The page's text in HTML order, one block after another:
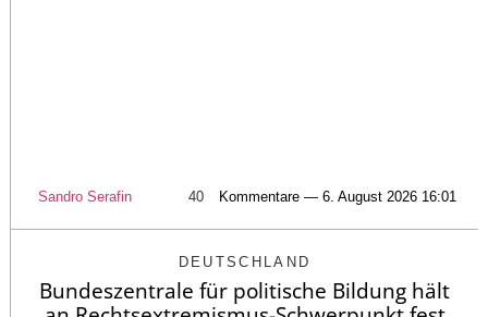
Sandro Serafin 40 Kommentare — 6. August 2026 16:01
DEUTSCHLAND
Bundeszentrale für politische Bildung hält